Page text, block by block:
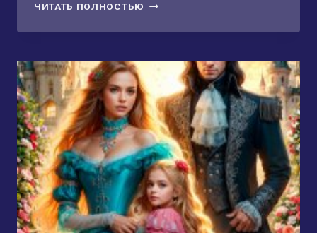
ЧИТАТЬ ПОЛНОСТЬЮ СЛАДОСТИ
ВОРОНА